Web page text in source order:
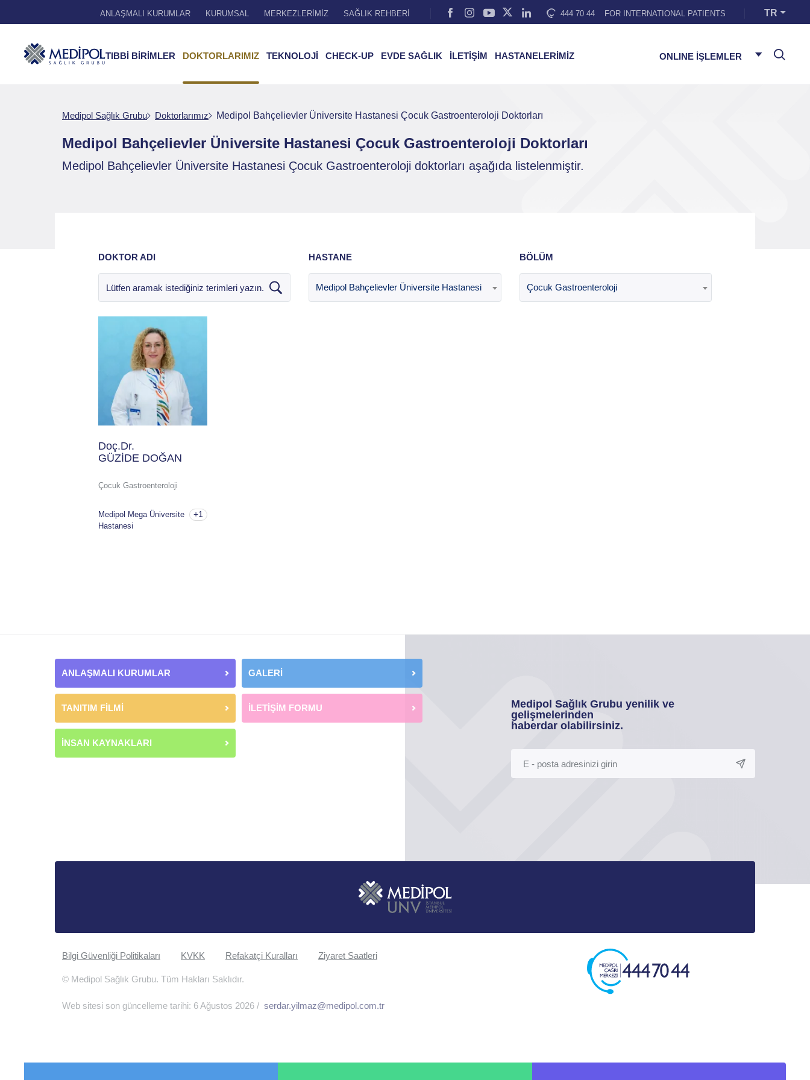
ANLAŞMALI KURUMLAR KURUMSAL MERKEZLERİMİZ SAĞLIK REHBERİ 444 70 44 FOR INTERNATIONAL PATIENTS TR
TIBBİ BİRİMLER DOKTORLARIMIZ TEKNOLOJİ CHECK-UP EVDE SAĞLIK İLETİŞİM HASTANELERİMİZ ONLINE İŞLEMLER
Medipol Sağlık Grubu Doktorlarımız Medipol Bahçelievler Üniversite Hastanesi Çocuk Gastroenteroloji Doktorları
Medipol Bahçelievler Üniversite Hastanesi Çocuk Gastroenteroloji Doktorları
Medipol Bahçelievler Üniversite Hastanesi Çocuk Gastroenteroloji doktorları aşağıda listelenmiştir.
DOKTOR ADI HASTANE
Medipol Bahçelievler Üniversite Hastanesi
BÖLÜM
Çocuk Gastroenteroloji
Doç.Dr.
GÜZİDE DOĞAN
Çocuk Gastroenteroloji
Medipol Mega Üniversite
Hastanesi
+1
ANLAŞMALI KURUMLAR GALERİ
TANITIM FİLMİ İLETİŞİM FORMU
İNSAN KAYNAKLARI
Medipol Sağlık Grubu yenilik ve
gelişmelerinden
haberdar olabilirsiniz.
Bilgi Güvenliği Politikaları KVKK Refakatçi Kuralları Ziyaret Saatleri
© Medipol Sağlık Grubu. Tüm Hakları Saklıdır.
Web sitesi son güncelleme tarihi: 6 Ağustos 2026 / serdar.yilmaz@medipol.com.tr